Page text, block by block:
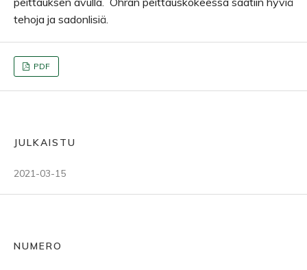
tehoja ja sadonlisiä.
PDF
JULKAISTU
2021-03-15
NUMERO